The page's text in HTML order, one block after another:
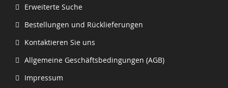
Erweiterte Suche
Bestellungen und Rücklieferungen
Kontaktieren Sie uns
Allgemeine Geschäftsbedingungen (AGB)
Impressum